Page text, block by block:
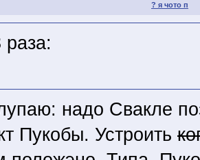
? я чото п
надо Свакле
Пукобы. Устроить